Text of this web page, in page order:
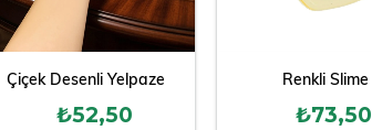
Çiçek Desenli Yelpaze
₺52,50
Renkli Slime
₺73,50